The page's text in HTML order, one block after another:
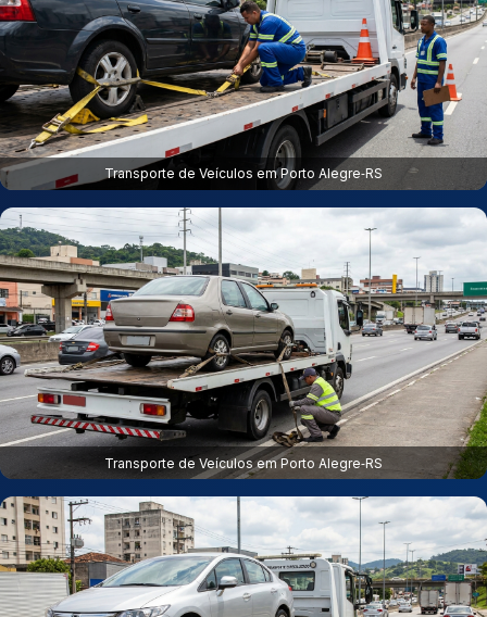
Transporte de Veículos em Porto Alegre‑RS
Transporte de Veículos em Porto Alegre‑RS